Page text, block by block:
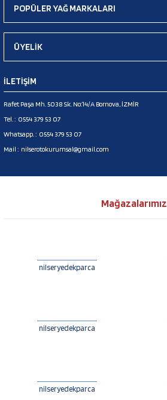
POPÜLER YAĞ MARKALARI
ÜYELİK
İLETİŞİM
Rafet Paşa Mh. 5038 Sk. No:14/A Bornova, İZMİR
Tel. : 0554 379 53 07
Whatsapp. : 0554 379 53 07
Mail : nilserotokurumsal@gmail.com
Mağazalarımız
nilseryedekparca
nilseryedekparca
nilseryedekparca